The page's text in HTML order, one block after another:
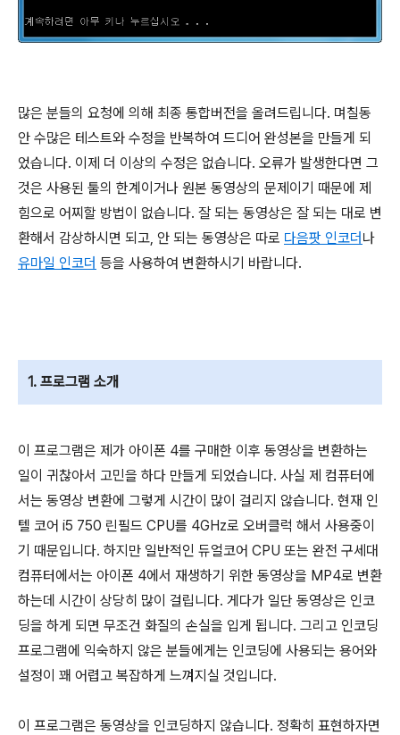
많은 분들의 요청에 의해 최종 통합버전을 올려드립니다. 며칠동
안 수많은 테스트와 수정을 반복하여 드디어 완성본을 만들게 되
었습니다. 이제 더 이상의 수정은 없습니다. 오류가 발생한다면 그
것은 사용된 툴의 한계이거나 원본 동영상의 문제이기 때문에 제
힘으로 어찌할 방법이 없습니다. 잘 되는 동영상은 잘 되는 대로 변
환해서 감상하시면 되고, 안 되는 동영상은 따로 다음팟 인코더 나
유마일 인코더 등을 사용하여 변환하시기 바랍니다.
1. 프로그램 소개
이 프로그램은 제가 아이폰 4를 구매한 이후 동영상을 변환하는
일이 귀찮아서 고민을 하다 만들게 되었습니다. 사실 제 컴퓨터에
서는 동영상 변환에 그렇게 시간이 많이 걸리지 않습니다. 현재 인
텔 코어 i5 750 린필드 CPU를 4GHz로 오버클럭 해서 사용중이
기 때문입니다. 하지만 일반적인 듀얼코어 CPU 또는 완전 구세대
컴퓨터에서는 아이폰 4에서 재생하기 위한 동영상을 MP4로 변환
하는데 시간이 상당히 많이 걸립니다. 게다가 일단 동영상은 인코
딩을 하게 되면 무조건 화질의 손실을 입게 됩니다. 그리고 인코딩
프로그램에 익숙하지 않은 분들에게는 인코딩에 사용되는 용어와
설정이 꽤 어렵고 복잡하게 느껴지실 것입니다.
이 프로그램은 동영상을 인코딩하지 않습니다. 정확히 표현하자면